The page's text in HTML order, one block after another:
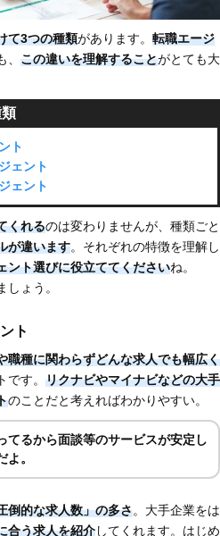
て3つの種類があります。 転職エージ
、 この違いを理解することがとても大
ト
ェント
ェント
くれるのは変わりませんが、種類ごと
が違います。それぞれの特徴を理解し
ント選びに役立ててくださいね。
しょう。
ト
職種に関わらずどんな求人でも幅広く
す。 リクナビやマイナビなどの大手
のことだと考えればわかりやすい。
てるから面談等のサービスが安定し
よ。
倒的な求人数」の多さ。大手企業をは
合う求人を紹介してくれます。はじめ